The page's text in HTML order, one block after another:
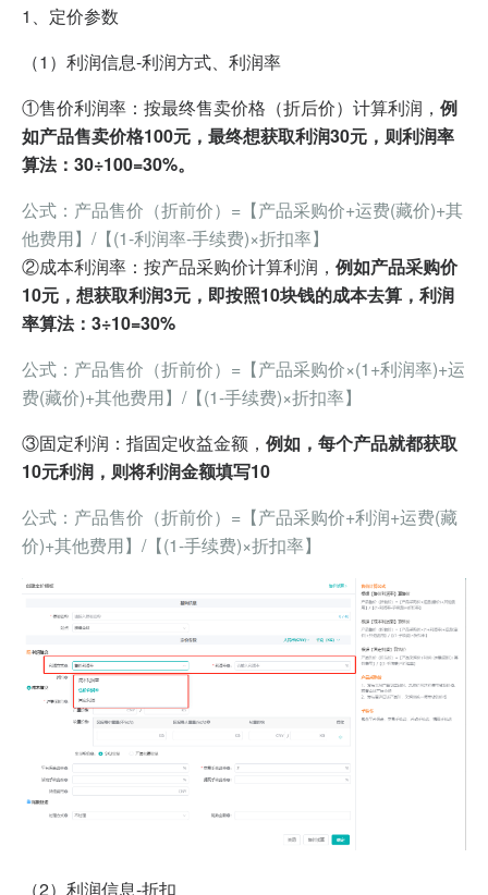
1、 定价参数
（1） 利润信息-利润方式、利润率
①售价利润率：按最终售卖价格（折后价）计算利润， 例
如产品售卖价格100元，最终想获取利润30元，则利润率
算法：30÷100=30%。
公式：产品售价（折前价）=【产品采购价+运费(藏价)+其
他费用】/【(1-利润率-手续费)×折扣率】
②成本利润率：按产品采购价计算利润， 例如产品采购价
10元，想获取利润3元，即按照10块钱的成本去算，利润
率算法：3÷10=30%
公式：产品售价（折前价）=【产品采购价×(1+利润率)+运
费(藏价)+其他费用】/【(1-手续费)×折扣率】
③固定利润：指固定收益金额， 例如，每个产品就都获取
10元利润，则将利润金额填写10
公式：产品售价（折前价）=【产品采购价+利润+运费(藏
价)+其他费用】/【(1-手续费)×折扣率】
（2） 利润信息-折扣